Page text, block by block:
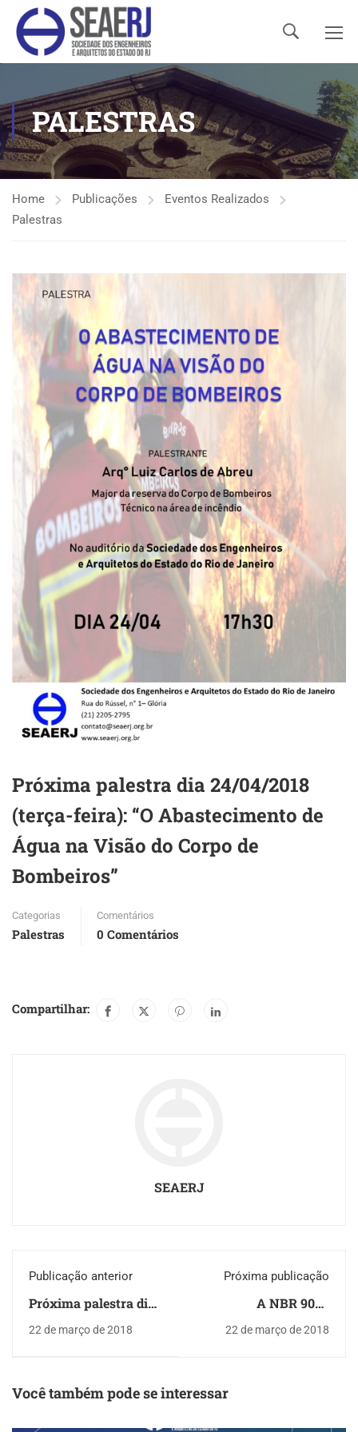
PALESTRAS
Home Publicações
Eventos Realizados
Palestras
Próxima palestra dia 24/04/2018
(terça-feira): “O Abastecimento de
Água na Visão do Corpo de
Bombeiros”
Categorias
Palestras
Comentários
0 Comentários
Compartilhar:
SEAERJ
Publicação anterior
Próxima palestra dia
08/05/2018 (terça-
feira): "Perspectiva
Desastre da Barragem
Samarco"
22 de março de 2018
Próxima publicação
A NBR 9050
(Acessibilidade) agora
é lei
22 de março de 2018
Você também pode se interessar